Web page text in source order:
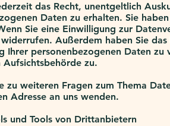
das Recht, unentgeltlich
Daten zu erhalten. Sie
Sie eine Einwilligung zur
Außerdem haben Sie
Ihrer personenbezogenen Daten
Aufsichtsbehörde zu.
zu weiteren Fragen zum Thema
Adresse an uns wenden.
und Tools von Drittanbietern